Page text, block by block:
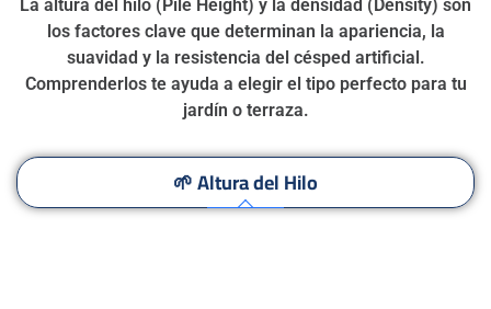
La altura del hilo (Pile Height) y la densidad (Density) son
los factores clave que determinan la apariencia, la
suavidad y la resistencia del césped artificial.
Comprenderlos te ayuda a elegir el tipo perfecto para tu
jardín o terraza.
🌱 Altura del Hilo